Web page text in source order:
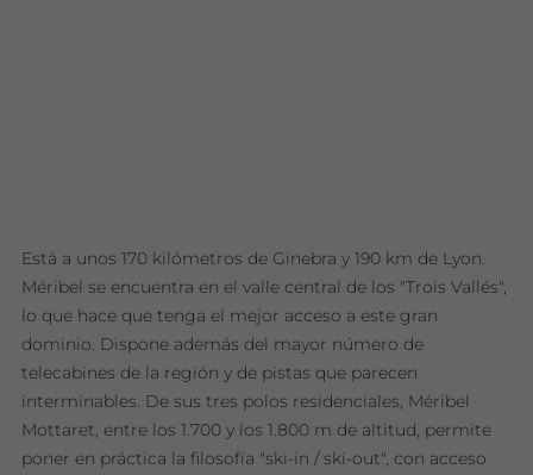
Está a unos 170 kilómetros de Ginebra y 190 km de Lyon.
Méribel se encuentra en el valle central de los "Trois Vallés",
lo que hace que tenga el mejor acceso a este gran
dominio. Dispone además del mayor número de
telecabines de la región y de pistas que parecen
interminables. De sus tres polos residenciales, Méribel
Mottaret, entre los 1.700 y los 1.800 m de altitud, permite
poner en práctica la filosofía "ski-in / ski-out", con acceso